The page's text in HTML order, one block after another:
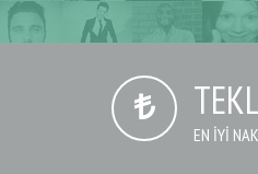
EN IYI